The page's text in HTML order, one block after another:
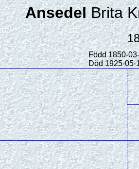
AnsedelBrita
Född 1850-
Död 1925-05-